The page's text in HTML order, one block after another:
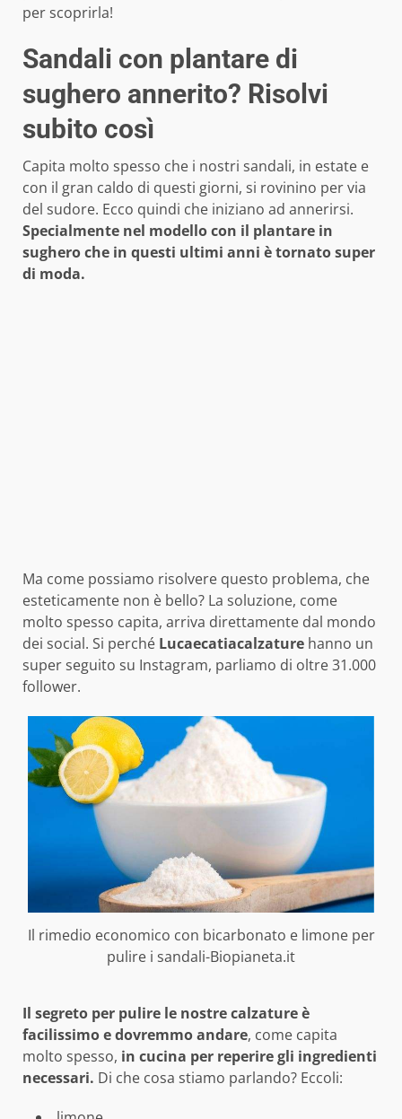
per scoprirla!
Sandali con plantare di
sughero annerito? Risolvi
subito così
Capita molto spesso che i nostri sandali, in estate e
con il gran caldo di questi giorni, si rovinino per via
del sudore. Ecco quindi che iniziano ad annerirsi.
Specialmente nel modello con il plantare in
sughero che in questi ultimi anni è tornato super
di moda.
Ma come possiamo risolvere questo problema, che
esteticamente non è bello? La soluzione, come
molto spesso capita, arriva direttamente dal mondo
dei social. Si perché Lucaecatiacalzature hanno un
super seguito su Instagram, parliamo di oltre 31.000
follower.
Il rimedio economico con bicarbonato e limone per
pulire i sandali-Biopianeta.it
Il segreto per pulire le nostre calzature è
facilissimo e dovremmo andare, come capita
molto spesso, in cucina per reperire gli ingredienti
necessari. Di che cosa stiamo parlando? Eccoli: